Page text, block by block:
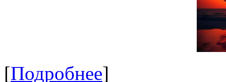
[Подробнее]